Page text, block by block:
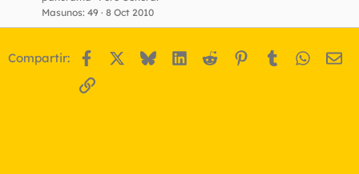
Masunos 49 8 Oct 2010
Compartir: Facebook BlueskyLinkedIn
Reddit Pinterest
Tumblr
Enlace